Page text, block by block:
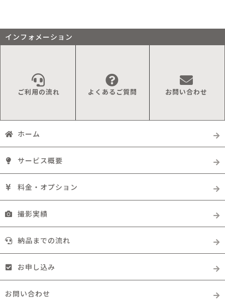
インフォメーション
ご利用の流れ よくあるご質問 お問い合わせ
ホーム
サービス概要
料金・オプション
撮影実績
納品までの流れ
お申し込み
お問い合わせ